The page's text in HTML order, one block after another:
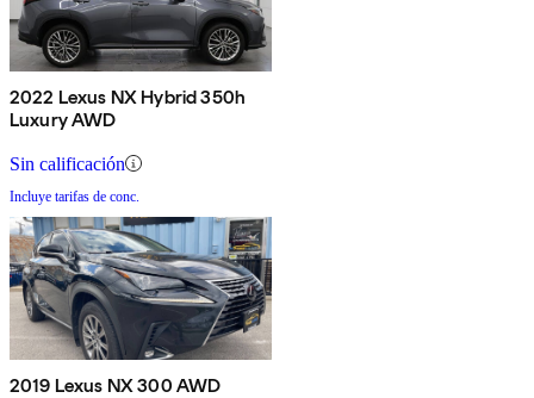
2022 Lexus NX Hybrid 350h
Luxury AWD
Sin calificación
Incluye tarifas de conc.
2019 Lexus NX 300 AWD